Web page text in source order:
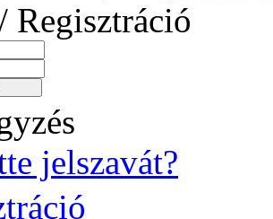
Regisztráció
jelszavát?